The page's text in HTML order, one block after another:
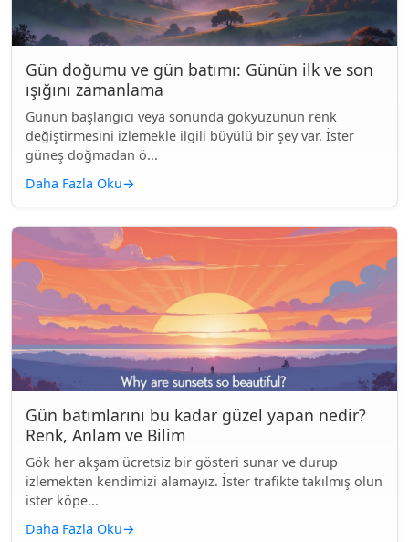
Gün doğumu ve gün batımı: Günün ilk ve son
ışığını zamanlama
Günün başlangıcı veya sonunda gökyüzünün renk
değiştirmesini izlemekle ilgili büyülü bir şey var. İster
güneş doğmadan ö...
Daha Fazla Oku→
Gün batımlarını bu kadar güzel yapan nedir?
Renk, Anlam ve Bilim
Gök her akşam ücretsiz bir gösteri sunar ve durup
izlemekten kendimizi alamayız. İster trafikte takılmış olun
ister köpe...
Daha Fazla Oku→